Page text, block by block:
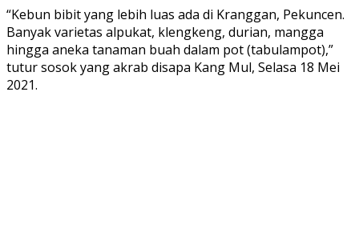
“Kebun bibit yang lebih luas ada di Kranggan, Pekuncen.
Banyak varietas alpukat, klengkeng, durian, mangga
hingga aneka tanaman buah dalam pot (tabulampot),”
tutur sosok yang akrab disapa Kang Mul, Selasa 18 Mei
2021.